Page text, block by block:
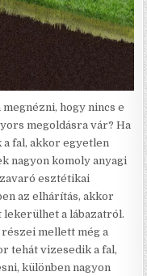
hogy nincs e
megoldásra vár? Ha
fal, akkor egyetlen
nagyon komoly anyagi
esztétikai
az elhárítás, akkor
lekerülhet a lábazatról.
részei mellett még a
tehát vizesedik a fal,
különben nagyon